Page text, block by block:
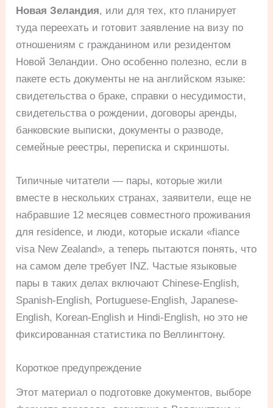
Новая Зеландия, или для тех, кто планирует
туда переехать и готовит заявление на визу по
отношениям с гражданином или резидентом
Новой Зеландии. Оно особенно полезно, если в
пакете есть документы не на английском языке:
свидетельства о браке, справки о несудимости,
свидетельства о рождении, договоры аренды,
банковские выписки, документы о разводе,
семейные реестры, переписка и скриншоты.
Типичные читатели — пары, которые жили
вместе в нескольких странах, заявители, еще не
набравшие 12 месяцев совместного проживания
для residence, и люди, которые искали «fiance
visa New Zealand», а теперь пытаются понять, что
на самом деле требует INZ. Частые языковые
пары в таких делах включают Chinese-English,
Spanish-English, Portuguese-English, Japanese-
English, Korean-English и Hindi-English, но это не
фиксированная статистика по Веллингтону.
Короткое предупреждение
Этот материал о подготовке документов, выборе